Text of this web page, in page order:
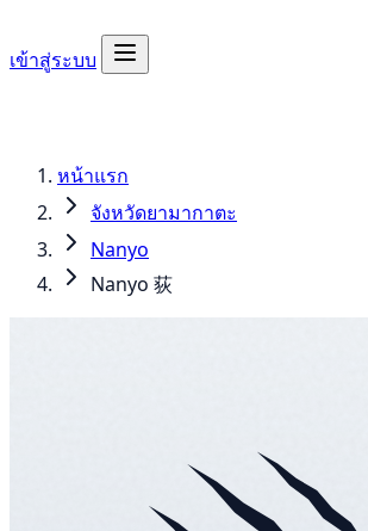
เข้าสู่ระบบ
หน้าแรก
จังหวัดยามากาตะ
Nanyo
Nanyo 荻